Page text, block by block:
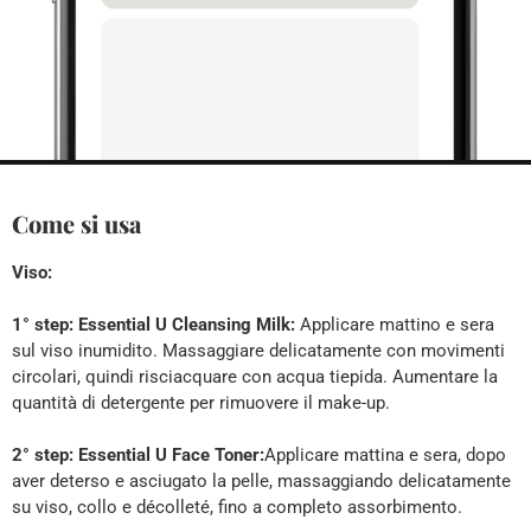
Come si usa
Viso:
1° step: Essential U Cleansing Milk: Applicare mattino e sera
sul viso inumidito. Massaggiare delicatamente con movimenti
circolari, quindi risciacquare con acqua tiepida. Aumentare la
quantità di detergente per rimuovere il make-up.
2° step: Essential U Face Toner:Applicare mattina e sera, dopo
aver deterso e asciugato la pelle, massaggiando delicatamente
su viso, collo e décolleté, fino a completo assorbimento.